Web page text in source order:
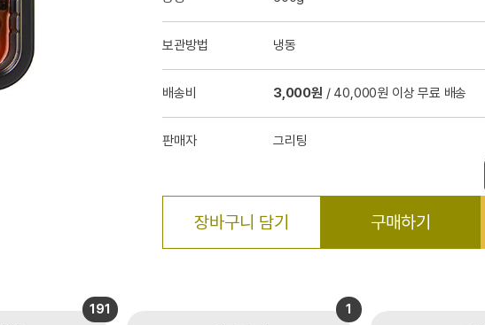
보관방법 냉동
배송비 3,000원 / 40,000원 이상 무료 배송
판매자 그리팅
장바구니 담기 구매하기
191 1